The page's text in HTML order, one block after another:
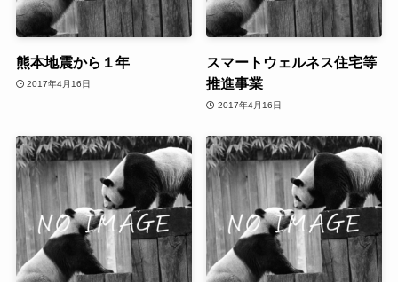
熊本地震から１年
2017年4月16日
スマートウェルネス住宅等
推進事業
2017年4月16日